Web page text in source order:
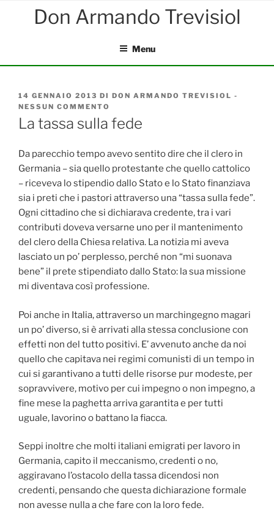
Menu
PUBBLICATO
IL
14 GENNAIO 2013 DI DON ARMANDO TREVISIOL -
NESSUN COMMENTO
LA
TASSA
FEDE
La tassa sulla fede
Da parecchio tempo avevo sentito dire che il clero in
Germania – sia quello protestante che quello cattolico
– riceveva lo stipendio dallo Stato e lo Stato finanziava
sia i preti che i pastori attraverso una “tassa sulla fede”.
Ogni cittadino che si dichiarava credente, tra i vari
contributi doveva versarne uno per il mantenimento
del clero della Chiesa relativa. La notizia mi aveva
lasciato un po’ perplesso, perché non “mi suonava
bene” il prete stipendiato dallo Stato: la sua missione
mi diventava così professione.
Poi anche in Italia, attraverso un marchingegno magari
un po’ diverso, si è arrivati alla stessa conclusione con
effetti non del tutto positivi. E’ avvenuto anche da noi
quello che capitava nei regimi comunisti di un tempo in
cui si garantivano a tutti delle risorse pur modeste, per
sopravvivere, motivo per cui impegno o non impegno, a
fine mese la paghetta arriva garantita e per tutti
uguale, lavorino o battano la fiacca.
Seppi inoltre che molti italiani emigrati per lavoro in
Germania, capito il meccanismo, credenti o no,
aggiravano l’ostacolo della tassa dicendosi non
credenti, pensando che questa dichiarazione formale
non avesse nulla a che fare con la loro fede.